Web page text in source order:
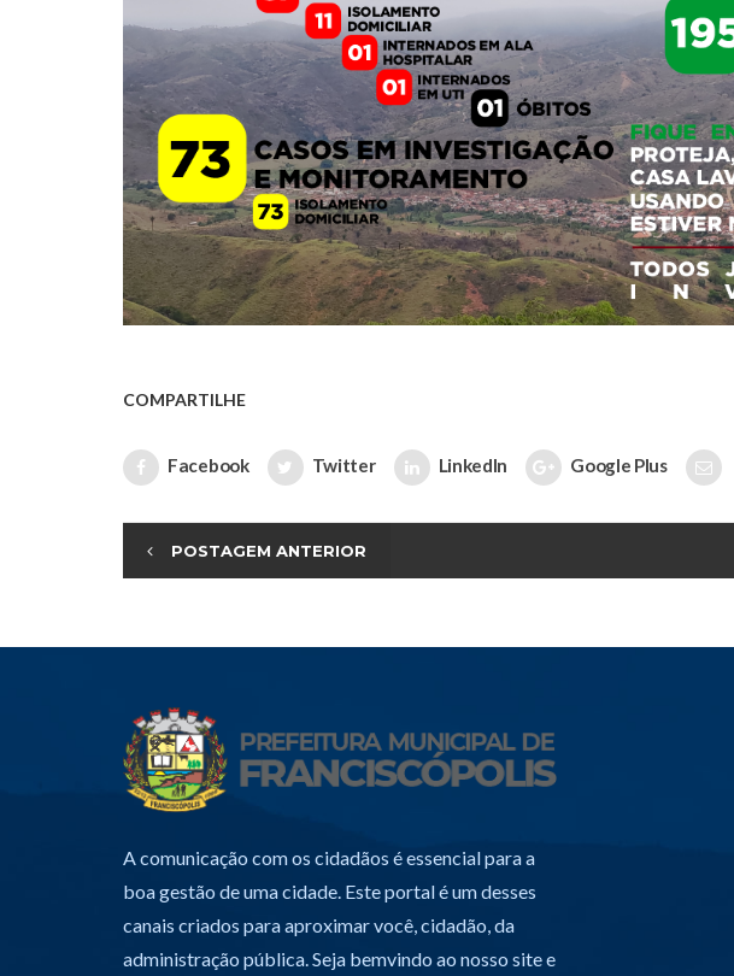
COMPARTILHE
Facebook Twitter LinkedIn Google Plus
POSTAGEM ANTERIOR
A comunicação com os cidadãos é essencial para a
boa gestão de uma cidade. Este portal é um desses
canais criados para aproximar você, cidadão, da
administração pública. Seja bemvindo ao nosso site e